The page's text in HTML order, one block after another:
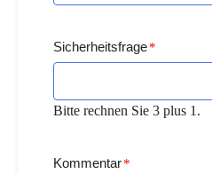
Sicherheitsfrage*
Bitte rechnen Sie 3 plus 1.
Kommentar*